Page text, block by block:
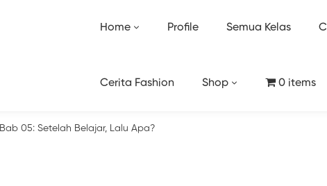
Home Profile Semua Kelas
Cerita Fashion Shop 0 items
Bab 05: Setelah Belajar, Lalu Apa?